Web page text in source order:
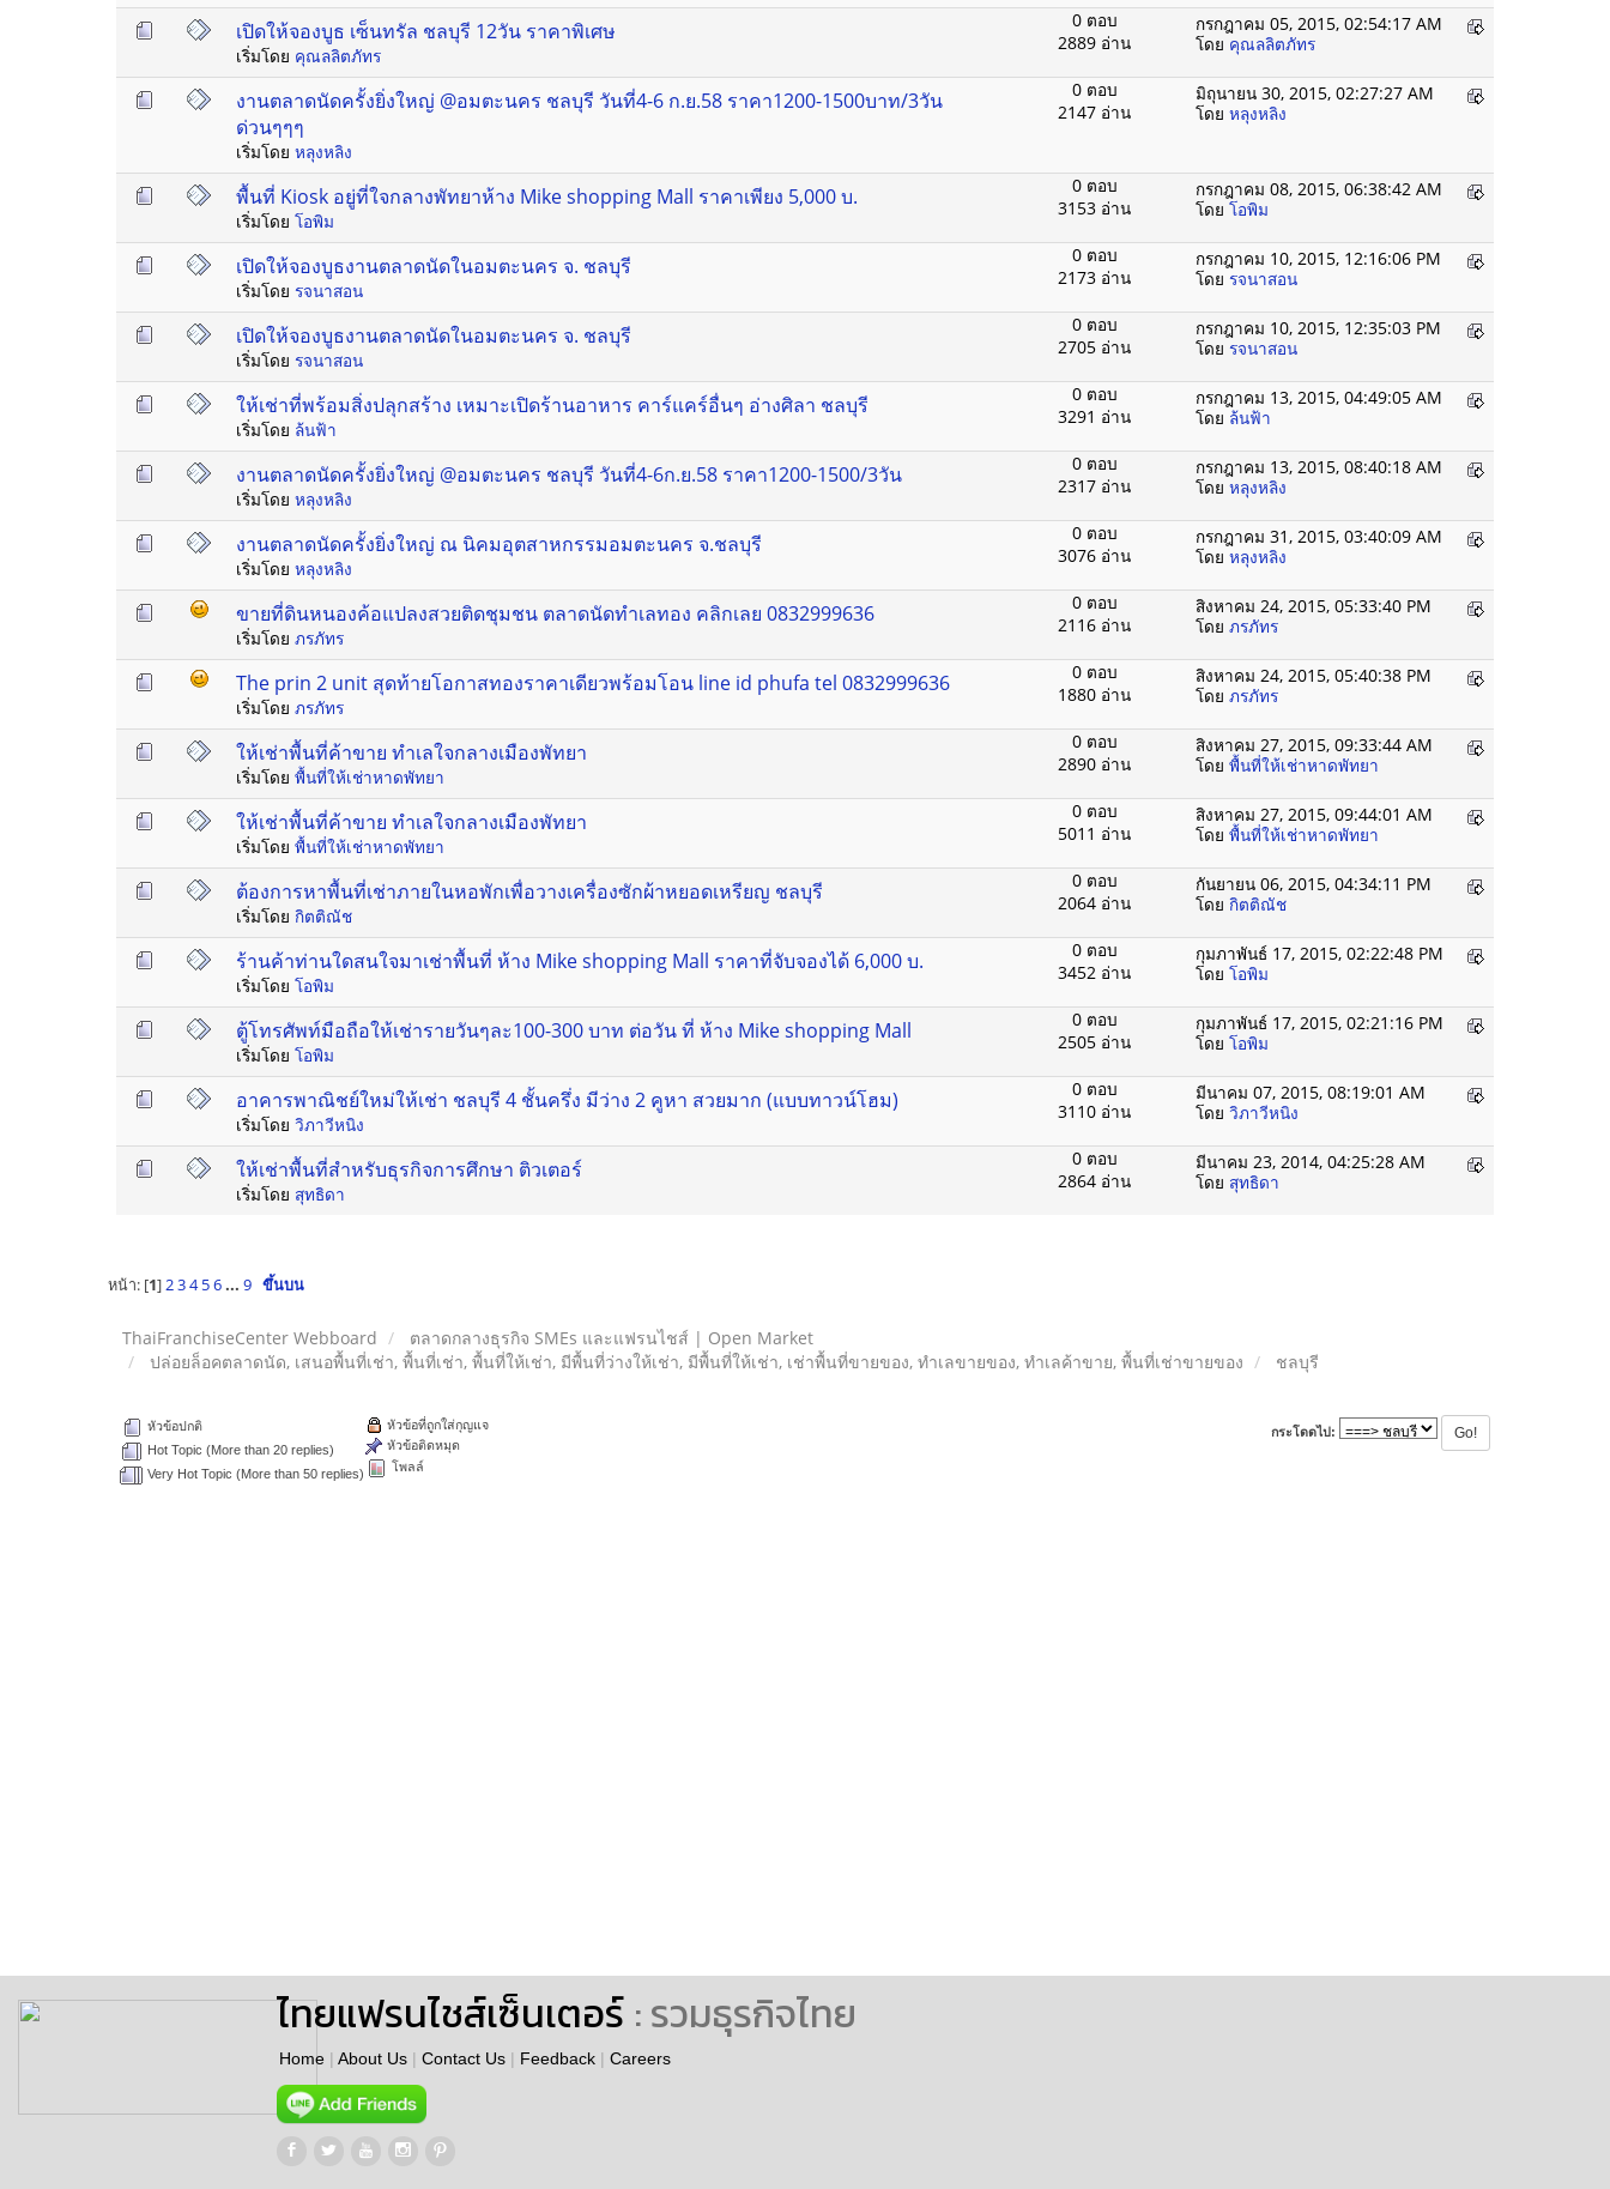
เปิดให้จองบูธ เซ็นทรัล ชลบุรี 12วัน ราคาพิเศษ
เริ่มโดย คุณลลิตภัทร
0 ตอบ
2889 อ่าน
กรกฎาคม 05, 2015, 02:54:17 AM
โดย คุณลลิตภัทร
งานตลาดนัดครั้งยิ่งใหญ่ @อมตะนคร ชลบุรี วันที่4-6 ก.ย.58 ราคา1200-1500บาท/3วัน
ด่วนๆๆๆ
เริ่มโดย หลุงหลิง
0 ตอบ
2147 อ่าน
มิถุนายน 30, 2015, 02:27:27 AM
โดย หลุงหลิง
พื้นที่ Kiosk อยู่ที่ใจกลางพัทยาห้าง Mike shopping Mall ราคาเพียง 5,000 บ.
เริ่มโดย โอพิม
0 ตอบ
3153 อ่าน
กรกฎาคม 08, 2015, 06:38:42 AM
โดย โอพิม
เปิดให้จองบูธงานตลาดนัดในอมตะนคร จ. ชลบุรี
เริ่มโดย รจนาสอน
0 ตอบ
2173 อ่าน
กรกฎาคม 10, 2015, 12:16:06 PM
โดย รจนาสอน
เปิดให้จองบูธงานตลาดนัดในอมตะนคร จ. ชลบุรี
เริ่มโดย รจนาสอน
0 ตอบ
2705 อ่าน
กรกฎาคม 10, 2015, 12:35:03 PM
โดย รจนาสอน
ให้เช่าที่พร้อมสิ่งปลุกสร้าง เหมาะเปิดร้านอาหาร คาร์แคร์อื่นๆ อ่างศิลา ชลบุรี
เริ่มโดย ล้นฟ้า
0 ตอบ
3291 อ่าน
กรกฎาคม 13, 2015, 04:49:05 AM
โดย ล้นฟ้า
งานตลาดนัดครั้งยิ่งใหญ่ @อมตะนคร ชลบุรี วันที่4-6ก.ย.58 ราคา1200-1500/3วัน
เริ่มโดย หลุงหลิง
0 ตอบ
2317 อ่าน
กรกฎาคม 13, 2015, 08:40:18 AM
โดย หลุงหลิง
งานตลาดนัดครั้งยิ่งใหญ่ ณ นิคมอุตสาหกรรมอมตะนคร จ.ชลบุรี
เริ่มโดย หลุงหลิง
0 ตอบ
3076 อ่าน
กรกฎาคม 31, 2015, 03:40:09 AM
โดย หลุงหลิง
ขายที่ดินหนองค้อแปลงสวยติดชุมชน ตลาดนัดทำเลทอง คลิกเลย 0832999636
เริ่มโดย ภรภัทร
0 ตอบ
2116 อ่าน
สิงหาคม 24, 2015, 05:33:40 PM
โดย ภรภัทร
The prin 2 unit สุดท้ายโอกาสทองราคาเดียวพร้อมโอน line id phufa tel 0832999636
เริ่มโดย ภรภัทร
0 ตอบ
1880 อ่าน
สิงหาคม 24, 2015, 05:40:38 PM
โดย ภรภัทร
ให้เช่าพื้นที่ค้าขาย ทำเลใจกลางเมืองพัทยา
เริ่มโดย พื้นที่ให้เช่าหาดพัทยา
0 ตอบ
2890 อ่าน
สิงหาคม 27, 2015, 09:33:44 AM
โดย พื้นที่ให้เช่าหาดพัทยา
ให้เช่าพื้นที่ค้าขาย ทำเลใจกลางเมืองพัทยา
เริ่มโดย พื้นที่ให้เช่าหาดพัทยา
0 ตอบ
5011 อ่าน
สิงหาคม 27, 2015, 09:44:01 AM
โดย พื้นที่ให้เช่าหาดพัทยา
ต้องการหาพื้นที่เช่าภายในหอพักเพื่อวางเครื่องซักผ้าหยอดเหรียญ ชลบุรี
เริ่มโดย กิตติณัช
0 ตอบ
2064 อ่าน
กันยายน 06, 2015, 04:34:11 PM
โดย กิตติณัช
ร้านค้าท่านใดสนใจมาเช่าพื้นที่ ห้าง Mike shopping Mall ราคาที่จับจองได้ 6,000 บ.
เริ่มโดย โอพิม
0 ตอบ
3452 อ่าน
กุมภาพันธ์ 17, 2015, 02:22:48 PM
โดย โอพิม
ตู้โทรศัพท์มือถือให้เช่ารายวันๆละ100-300 บาท ต่อวัน ที่ ห้าง Mike shopping Mall
เริ่มโดย โอพิม
0 ตอบ
2505 อ่าน
กุมภาพันธ์ 17, 2015, 02:21:16 PM
โดย โอพิม
อาคารพาณิชย์ใหม่ให้เช่า ชลบุรี 4 ชั้นครึ่ง มีว่าง 2 คูหา สวยมาก (แบบทาวน์โฮม)
เริ่มโดย วิภาวีหนิง
0 ตอบ
3110 อ่าน
มีนาคม 07, 2015, 08:19:01 AM
โดย วิภาวีหนิง
ให้เช่าพื้นที่สำหรับธุรกิจการศึกษา ติวเตอร์
เริ่มโดย สุทธิดา
0 ตอบ
2864 อ่าน
มีนาคม 23, 2014, 04:25:28 AM
โดย สุทธิดา
หน้า: [1]2 3 4 5 6 ... 9 ขึ้นบน
ThaiFranchiseCenter Webboard
ตลาดกลางธุรกิจ SMEs และแฟรนไชส์ | Open Market
ปล่อยล็อคตลาดนัด, เสนอพื้นที่เช่า, พื้นที่เช่า, พื้นที่ให้เช่า, มีพื้นที่ว่างให้เช่า, มีพื้นที่ให้เช่า, เช่าพื้นที่ขายของ, ทําเลขายของ, ทำเลค้าขาย, พื้นที่เช่าขายของ
ชลบุรี
กระโดดไป:
หัวข้อปกติ
Hot Topic (More than 20 replies)
Very Hot Topic (More than 50 replies)
หัวข้อที่ถูกใส่กุญแจ
หัวข้อติดหมุด
โพลล์
ไทยแฟรนไชส์เซ็นเตอร์ : รวมธุรกิจไทย
Home | About Us | Contact Us | Feedback | Careers